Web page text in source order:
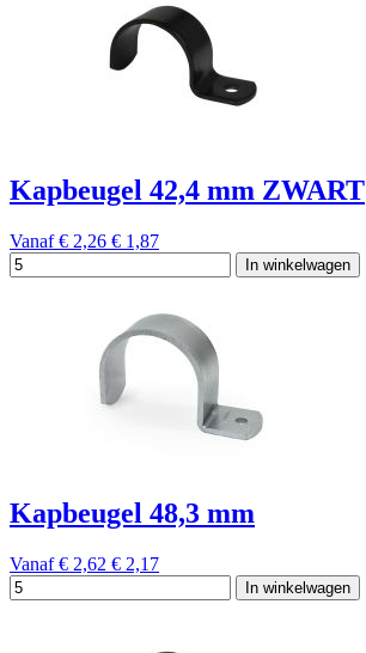
Kapbeugel 42,4 mm ZWART
Vanaf € 2,26 € 1,87
In winkelwagen
Kapbeugel 48,3 mm
Vanaf € 2,62 € 2,17
In winkelwagen